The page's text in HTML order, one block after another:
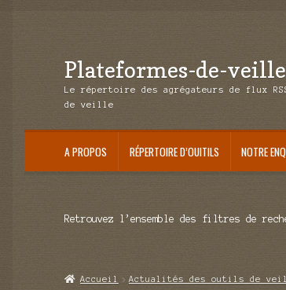
Aller
à
Aller
au
Plateformes-de-
Le répertoire des agrégateurs de flux
de veille
A PROPOS RÉPERTOIRE D’OUITILS NOTRE
Retrouvez l’ensemble des filtres de
Accueil Actualités des outils de